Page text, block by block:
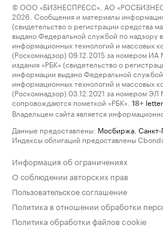
© ООО «БИЗНЕСПРЕСС», АО
2026. Сообщения и материалы
(свидетельство о регистрации средства
выдано Федеральной службой по надзору
информационных технологий и массовых
(Роскомнадзор) 09.12.2015 за номером
издания «РБК» (свидетельство о
информации выдано Федеральной
информационных технологий и массовых
(Роскомнадзор) 03.12.2021 за номером
сопровождаются пометкой «РБК».
18+
Владельцем сайта является
Данные предоставлены: Мосбиржа
Индексы облигаций предоставлены
Информация об ограничениях
О соблюдении авторских прав
Пользовательское соглашение
Политика в отношении обработки
Политика обработки файлов cookie